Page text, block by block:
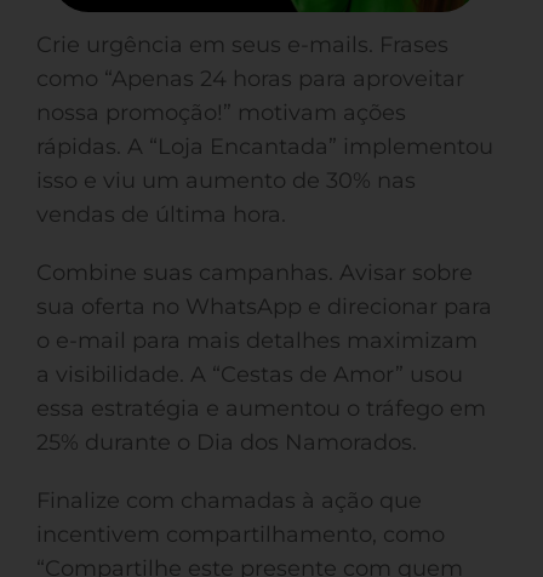
Crie urgência em seus e-mails. Frases
como “Apenas 24 horas para aproveitar
nossa promoção!” motivam ações
rápidas. A “Loja Encantada” implementou
isso e viu um aumento de 30% nas
vendas de última hora.
Combine suas campanhas. Avisar sobre
sua oferta no WhatsApp e direcionar para
o e-mail para mais detalhes maximizam
a visibilidade. A “Cestas de Amor” usou
essa estratégia e aumentou o tráfego em
25% durante o Dia dos Namorados.
Finalize com chamadas à ação que
incentivem compartilhamento, como
“Compartilhe este presente com quem